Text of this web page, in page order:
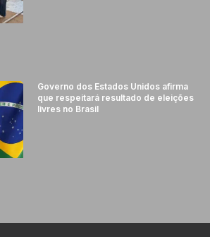
Governo dos Estados Unidos afirma
que respeitará resultado de eleições
livres no Brasil